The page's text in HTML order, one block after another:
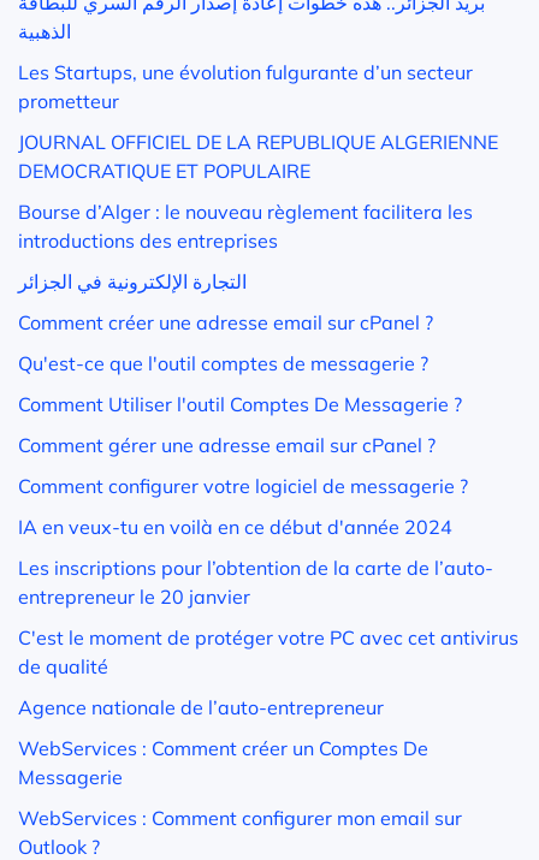
الذهبية
Les Startups, une évolution fulgurante d’un secteur
prometteur
JOURNAL OFFICIEL DE LA REPUBLIQUE ALGERIENNE
DEMOCRATIQUE ET POPULAIRE
Bourse d’Alger : le nouveau règlement facilitera les
introductions des entreprises
التجارة الإلكترونية في الجزائر
Comment créer une adresse email sur cPanel ?
Qu'est-ce que l'outil comptes de messagerie ?
Comment Utiliser l'outil Comptes De Messagerie ?
Comment gérer une adresse email sur cPanel ?
Comment configurer votre logiciel de messagerie ?
IA en veux-tu en voilà en ce début d'année 2024
Les inscriptions pour l’obtention de la carte de l’auto-
entrepreneur le 20 janvier
C'est le moment de protéger votre PC avec cet antivirus
de qualité
Agence nationale de l’auto-entrepreneur
WebServices : Comment créer un Comptes De
Messagerie
WebServices : Comment configurer mon email sur
Outlook ?